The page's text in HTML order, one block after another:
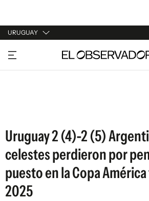
URUGUAY
URUGUAY
ARGENTINA
Uruguay 2 (4)-2 (5)
celestes perdieron por
puesto en la Copa
2025